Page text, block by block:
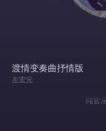
渡情变奏曲抒情版
左宏元
纯音